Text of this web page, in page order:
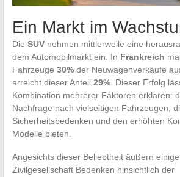
Ein Markt im
Die SUVnehmen mittlerweile eine
dem Automobilmarkt ein. In Frankreich
Fahrzeuge 30%der Neuwagenverkäufe
erreicht dieser Anteil 29%. Dieser Erfolg
Kombination mehrerer Faktoren erklären:
Nachfrage nach vielseitigen Fahrzeugen,
Sicherheitsbedenken und den erhöhten
Modelle bieten.
Angesichts dieser Beliebtheit äußern
Zivilgesellschaft Bedenken hinsichtlich der